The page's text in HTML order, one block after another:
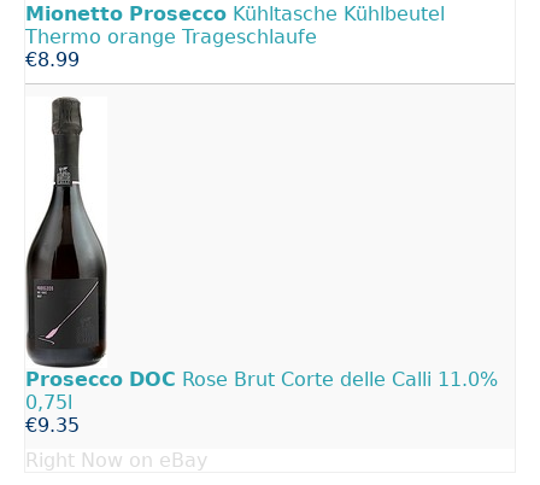
Mionetto Prosecco Kühltasche Kühlbeutel
Thermo orange Trageschlaufe
€8.99
Prosecco DOC Rose Brut Corte delle Calli 11.0%
0,75l
€9.35
Right Now on eBay